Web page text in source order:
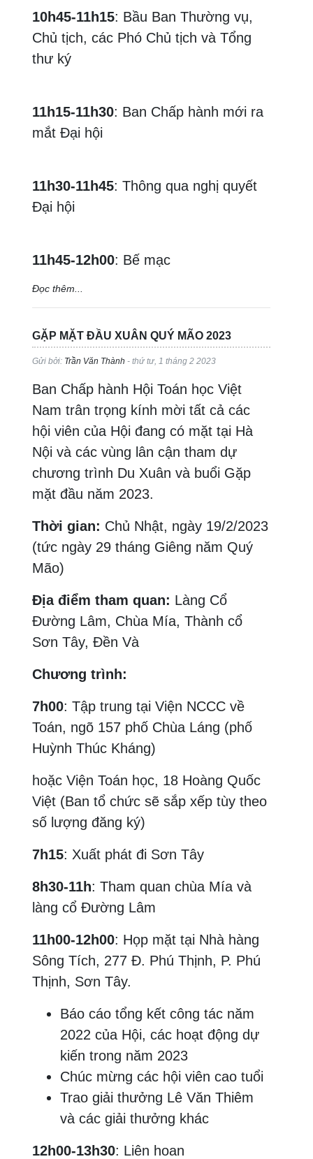
10h45-11h15: Bầu Ban Thường vụ,
Chủ tịch, các Phó Chủ tịch và Tổng
thư ký
11h15-11h30: Ban Chấp hành mới ra
mắt Đại hội
11h30-11h45: Thông qua nghị quyết
Đại hội
11h45-12h00: Bế mạc
Đọc thêm...
GẶP MẶT ĐẦU XUÂN QUÝ MÃO 2023
Gửi bởi: Trần Văn Thành - thứ tư, 1 tháng 2 2023
Ban Chấp hành Hội Toán học Việt
Nam trân trọng kính mời tất cả các
hội viên của Hội đang có mặt tại Hà
Nội và các vùng lân cận tham dự
chương trình Du Xuân và buổi Gặp
mặt đầu năm 2023.
Thời gian: Chủ Nhật, ngày 19/2/2023
(tức ngày 29 tháng Giêng năm Quý
Mão)
Địa điểm tham quan: Làng Cổ
Đường Lâm, Chùa Mía, Thành cổ
Sơn Tây, Đền Và
Chương trình:
7h00: Tập trung tại Viện NCCC về
Toán, ngõ 157 phố Chùa Láng (phố
Huỳnh Thúc Kháng)
hoặc Viện Toán học, 18 Hoàng Quốc
Việt (Ban tổ chức sẽ sắp xếp tùy theo
số lượng đăng ký)
7h15: Xuất phát đi Sơn Tây
8h30-11h: Tham quan chùa Mía và
làng cổ Đường Lâm
11h00-12h00: Họp mặt tại Nhà hàng
Sông Tích, 277 Đ. Phú Thịnh, P. Phú
Thịnh, Sơn Tây.
Báo cáo tổng kết công tác năm
2022 của Hội, các hoạt động dự
kiến trong năm 2023
Chúc mừng các hội viên cao tuổi
Trao giải thưởng Lê Văn Thiêm
và các giải thưởng khác
12h00-13h30: Liên hoan